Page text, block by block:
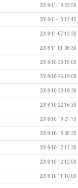
2018-11-10 22:50
2018-11-10 12:45
2018-11-07 13:30
2018-11-01 08:30
2018-10-30 15:00
2018-10-26 19:00
2018-10-23 18:30
2018-10-22 16:30
2018-10-19 21:15
2018-10-13 00:35
2018-10-12 12:30
2018-10-12 12:00
2018-10-11 10:00